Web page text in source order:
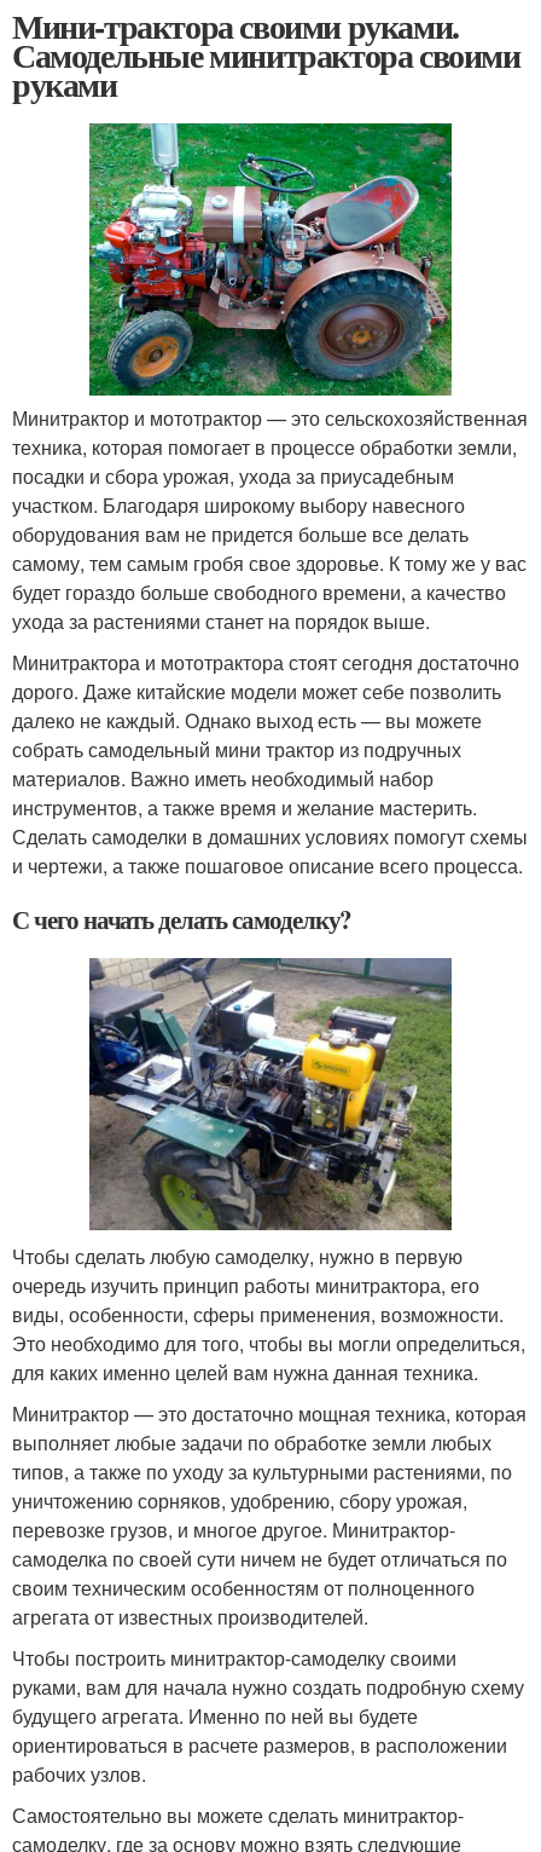
Мини-трактора своими руками.
Самодельные минитрактора своими
руками
Минитрактор и мототрактор — это сельскохозяйственная
техника, которая помогает в процессе обработки земли,
посадки и сбора урожая, ухода за приусадебным
участком. Благодаря широкому выбору навесного
оборудования вам не придется больше все делать
самому, тем самым гробя свое здоровье. К тому же у вас
будет гораздо больше свободного времени, а качество
ухода за растениями станет на порядок выше.
Минитрактора и мототрактора стоят сегодня достаточно
дорого. Даже китайские модели может себе позволить
далеко не каждый. Однако выход есть — вы можете
собрать самодельный мини трактор из подручных
материалов. Важно иметь необходимый набор
инструментов, а также время и желание мастерить.
Сделать самоделки в домашних условиях помогут схемы
и чертежи, а также пошаговое описание всего процесса.
С чего начать делать самоделку?
Чтобы сделать любую самоделку, нужно в первую
очередь изучить принцип работы минитрактора, его
виды, особенности, сферы применения, возможности.
Это необходимо для того, чтобы вы могли определиться,
для каких именно целей вам нужна данная техника.
Минитрактор — это достаточно мощная техника, которая
выполняет любые задачи по обработке земли любых
типов, а также по уходу за культурными растениями, по
уничтожению сорняков, удобрению, сбору урожая,
перевозке грузов, и многое другое. Минитрактор-
самоделка по своей сути ничем не будет отличаться по
своим техническим особенностям от полноценного
агрегата от известных производителей.
Чтобы построить минитрактор-самоделку своими
руками, вам для начала нужно создать подробную схему
будущего агрегата. Именно по ней вы будете
ориентироваться в расчете размеров, в расположении
рабочих узлов.
Самостоятельно вы можете сделать минитрактор-
самоделку, где за основу можно взять следующие